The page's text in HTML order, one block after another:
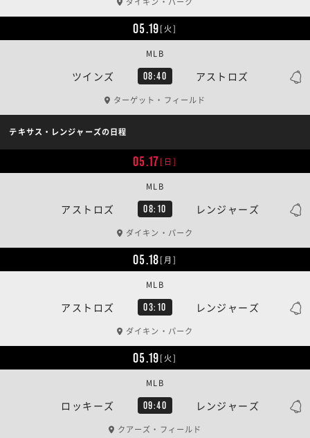
05.19[火]
ツインズ 08:40 アストロズ
MLB
ターゲット・フィールド
テキサス・レンジャーズの日程
05.17[日]
アストロズ 08:10 レンジャーズ
MLB
ダイキン・パーク
05.18[月]
アストロズ 03:10 レンジャーズ
MLB
ダイキン・パーク
05.19[火]
ロッキーズ 09:40 レンジャーズ
MLB
クアーズ・フィールド